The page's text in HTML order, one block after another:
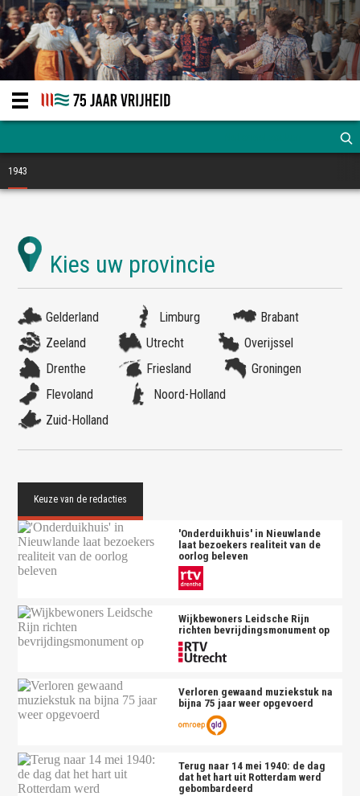
1943
Gelderland Limburg
Brabant
Zeeland
Utrecht
Overijssel
Drenthe
Friesland
Groningen
Flevoland
Noord-Holland
Zuid-Holland
'Onderduikhuis' in Nieuwlande
laat bezoekers realiteit van de
oorlog beleven
Wijkbewoners Leidsche Rijn
richten bevrijdingsmonument op
Verloren gewaand muziekstuk na
bijna 75 jaar weer opgevoerd
Terug naar 14 mei 1940: de dag
dat het hart uit Rotterdam werd
gebombardeerd